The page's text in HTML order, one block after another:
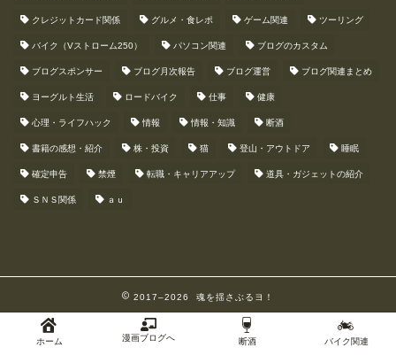
クレジットカード関係 グルメ・食レポ ゲーム関連 ツーリング
バイク（Vストローム250） パソコン関連 ブログのカスタム
ブログスポンサー ブログ月次報告 ブログ運営 ブログ関連まとめ
ヨーグルト生活 ロードバイク 仕事 健康
心理・ライフハック 情報 情報・知識 断酒
書籍の感想・紹介 株・投資 猫 登山・アウトドア 睡眠
確定申告 禁煙 転職・キャリアアップ 道具・ガジェットの紹介
ＳＮＳ関係 ａｕ
2017–2026 魂を揺さぶるヨ！
ホーム 漫画ブログへ 断酒 バイク関連